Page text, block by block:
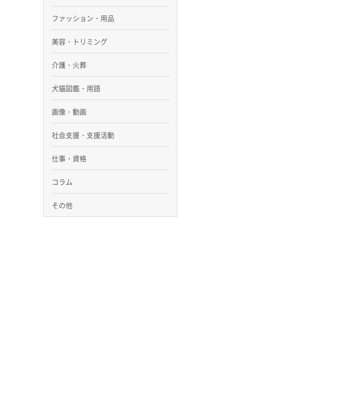
ファッション・用品
美容・トリミング
介護・火葬
犬猫図鑑・用語
画像・動画
社会支援・支援活動
仕事・資格
コラム
その他